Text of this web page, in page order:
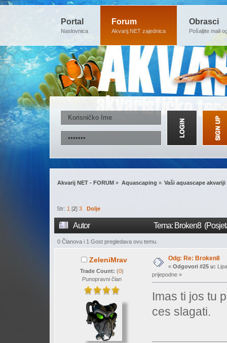
Portal
Naslovnica
Forum
Akvarij.NET zajednica
Obrasci
Pošaljite mali
Akvarij NET - FORUM » Aquascaping » Vaši aquascape akvariji
Str:1 [2]3 Dolje
Autor Tema: Broken8
0 Članova i 1 Gost pregledava ovu temu.
ZeleniMrav
Trade Count: (0)
Punopravni član
Odg: Re: Broken8
« Odgovori #25 u:
prijepodne »
Imas ti jos tu
ces slagati.